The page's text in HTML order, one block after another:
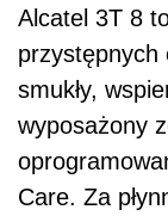
Alcatel 3T 8
przystępnych
smukły,
wyposażony
Care. Za